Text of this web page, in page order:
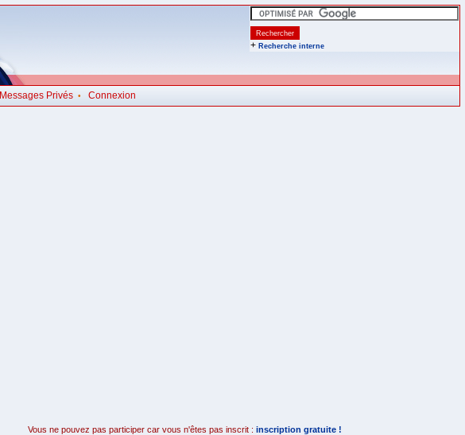
+ Recherche interne
Messages Privés• Connexion
Vous ne pouvez pas participer car vous n'êtes pas inscrit : inscription gratuite !